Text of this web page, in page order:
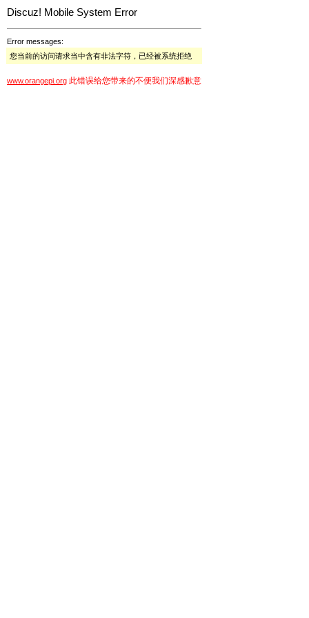
Discuz! Mobile System Error
Error messages:
您当前的访问请求当中含有非法字符，已经被系统拒绝
www.orangepi.org 此错误给您带来的不便我们深感歉意